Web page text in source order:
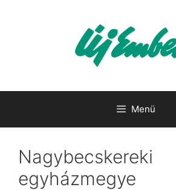
Menü
Nagybecskereki
egyházmegye